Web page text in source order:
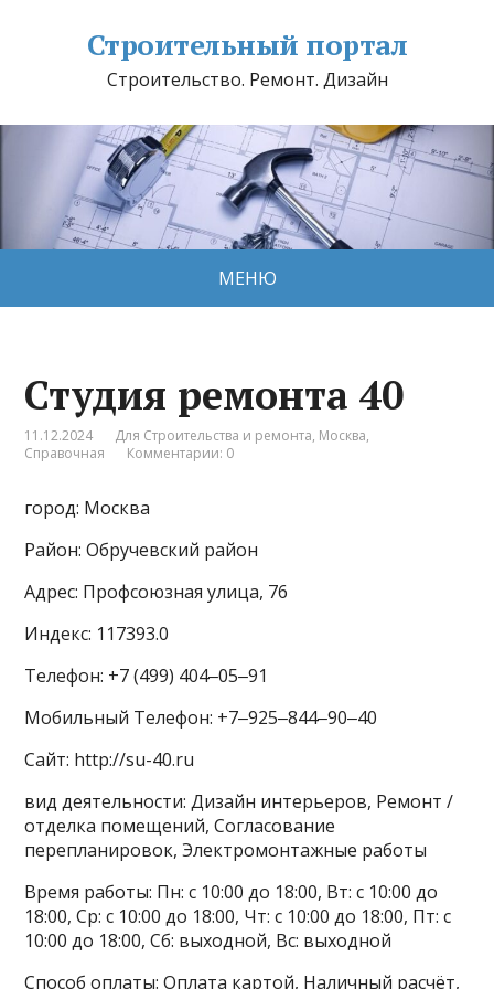
Строительный портал
Строительство. Ремонт. Дизайн
МЕНЮ
Студия ремонта 40
11.12.2024 Для Строительства и ремонта, Москва,
Справочная
Комментарии: 0
город: Москва
Район: Обручевский район
Адрес: Профсоюзная улица, 76
Индекс: 117393.0
Телефон: +7 (499) 404‒05‒91
Мобильный Телефон: +7‒925‒844‒90‒40
Сайт: http://su-40.ru
вид деятельности: Дизайн интерьеров, Ремонт /
отделка помещений, Согласование
перепланировок, Электромонтажные работы
Время работы: Пн: с 10:00 до 18:00, Вт: с 10:00 до
18:00, Ср: с 10:00 до 18:00, Чт: с 10:00 до 18:00, Пт: с
10:00 до 18:00, Сб: выходной, Вс: выходной
Способ оплаты: Оплата картой, Наличный расчёт,